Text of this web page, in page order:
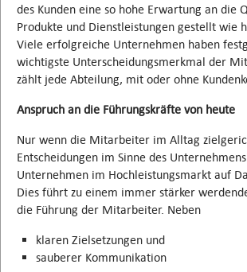
des Kunden eine so hohe Erwartung an die
Produkte und Dienstleistungen gestellt wie
Viele erfolgreiche Unternehmen haben
wichtigste Unterscheidungsmerkmal der
zählt jede Abteilung, mit oder ohne
Anspruch an die Führungskräfte von heute
Nur wenn die Mitarbeiter im Alltag
Entscheidungen im Sinne des
Unternehmen im Hochleistungsmarkt auf
Dies führt zu einem immer stärker
die Führung der Mitarbeiter. Neben
klaren Zielsetzungen und
sauberer Kommunikation